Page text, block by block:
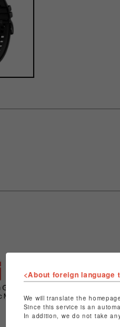
<About foreign language
We will translate the
Since this service is an
In addition, we do not take